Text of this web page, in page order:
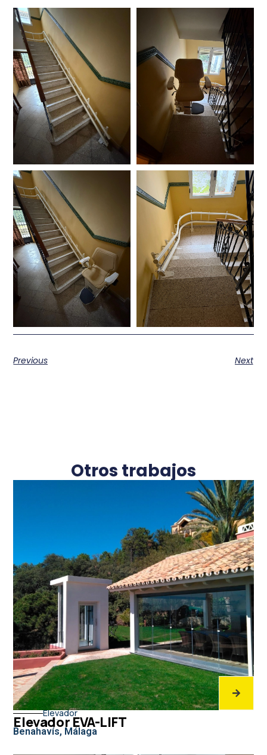
Previous Next
Otros trabajos
Elevador
Elevador EVA-LIFT
Benahavís, Málaga